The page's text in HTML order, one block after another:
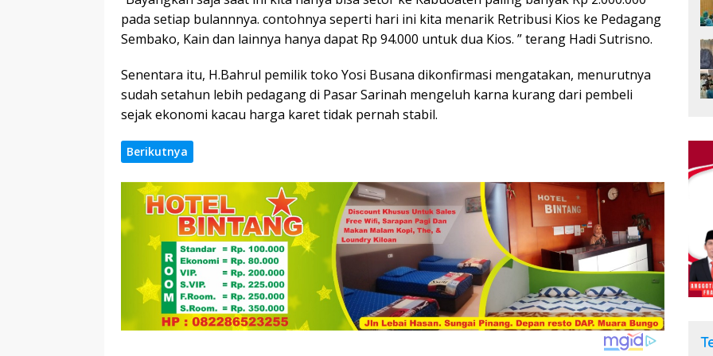
pada setiap bulannnya. contohnya seperti hari ini kita menarik Retribusi Kios ke Pedagang
Sembako, Kain dan lainnya hanya dapat Rp 94.000 untuk dua Kios. ” terang Hadi Sutrisno.
Senentara itu, H.Bahrul pemilik toko Yosi Busana dikonfirmasi mengatakan, menurutnya
sudah setahun lebih pedagang di Pasar Sarinah mengeluh karna kurang dari pembeli
sejak ekonomi kacau harga karet tidak pernah stabil.
Berikutnya